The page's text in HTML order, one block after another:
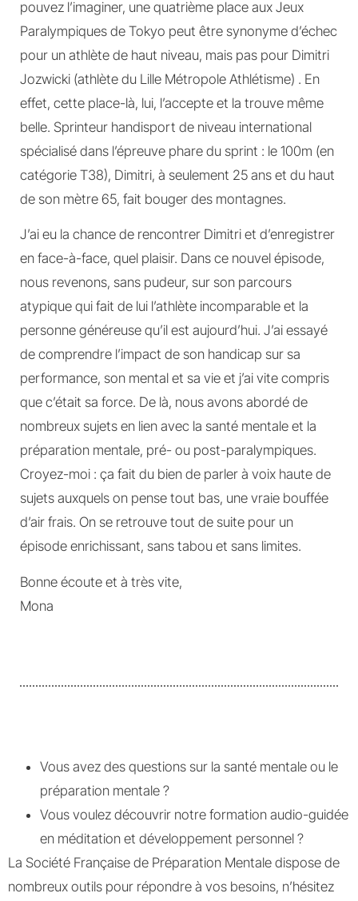
pouvez l’imaginer, une quatrième place aux Jeux
Paralympiques de Tokyo peut être synonyme d’échec
pour un athlète de haut niveau, mais pas pour Dimitri
Jozwicki (athlète du Lille Métropole Athlétisme) . En
effet, cette place-là, lui, l’accepte et la trouve même
belle. Sprinteur handisport de niveau international
spécialisé dans l’épreuve phare du sprint : le 100m (en
catégorie T38), Dimitri, à seulement 25 ans et du haut
de son mètre 65, fait bouger des montagnes.
J’ai eu la chance de rencontrer Dimitri et d’enregistrer
en face-à-face, quel plaisir. Dans ce nouvel épisode,
nous revenons, sans pudeur, sur son parcours
atypique qui fait de lui l’athlète incomparable et la
personne généreuse qu’il est aujourd’hui. J’ai essayé
de comprendre l’impact de son handicap sur sa
performance, son mental et sa vie et j’ai vite compris
que c’était sa force. De là, nous avons abordé de
nombreux sujets en lien avec la santé mentale et la
préparation mentale, pré- ou post-paralympiques.
Croyez-moi : ça fait du bien de parler à voix haute de
sujets auxquels on pense tout bas, une vraie bouffée
d’air frais. On se retrouve tout de suite pour un
épisode enrichissant, sans tabou et sans limites.
Bonne écoute et à très vite,
Mona
Vous avez des questions sur la santé mentale ou le
préparation mentale ?
Vous voulez découvrir notre formation audio-guidée
en méditation et développement personnel ?
La Société Française de Préparation Mentale dispose de
nombreux outils pour répondre à vos besoins, n’hésitez